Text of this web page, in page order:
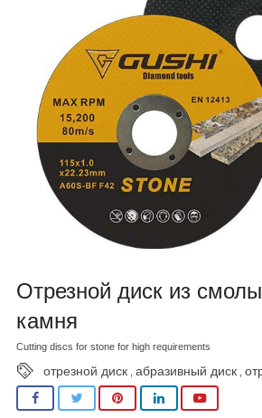
РАССЛЕДОВАНИЕ
СВЯЗАТЬСЯ С НАМИ
Отрезной диск из
камня
Cutting discs for stone for high requirements
отрезной диск абразивный диск